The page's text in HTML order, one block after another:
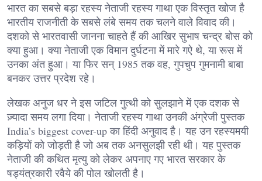
भारत का सबसे बड़ा रहस्य नेताजी रहस्य गाथा एक विस्तृत खोज है
भारतीय राजनीती के सबसे लंबे समय तक चलने वाले विवाद की।
दशको से भारतवासी जानना चाहते हैं की आखिर सुभाष चन्द्र बोस को
क्या हुआ। क्या नेताजी एक विमान दुर्घटना में मारे गऐ थे, या रूस में
उनका अंत हुआ। या फिर सन् 1985 तक वह, गुपचुप गुमनामी बाबा
बनकर उत्तर प्रदेश रहे।
लेखक अनुज धर ने इस जटिल गुत्थी को सुलझाने में एक दशक से
ज़्यादा समय लगा दिया। नेताजी रहस्य गाथा उनकी अंग्रेजी पुस्तक
India’s biggest cover-up का हिंदी अनुवाद है। यह उन रहस्यमयी
कड़ियों को जोड़ती है जो अब तक अनसुलझी रही थी। यह पुस्तक
नेताजी की कथित मृत्यु को लेकर अपनाए गए भारत सरकार के
षड्यंत्रकारी रवैये की पोल खोलती है।